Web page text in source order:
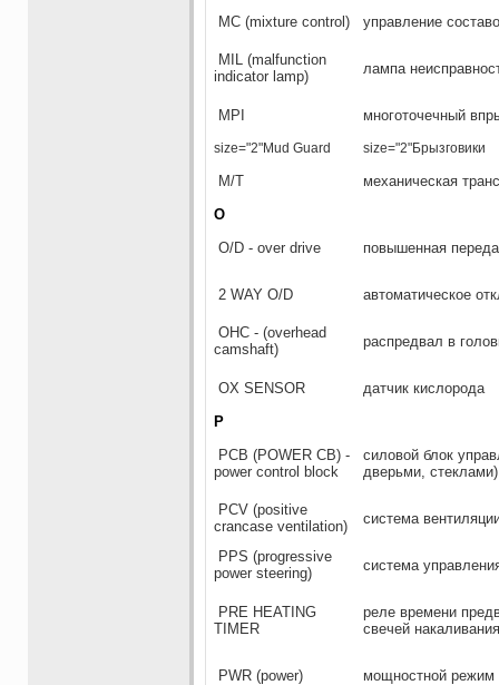
МС (mixture control) управление
MIL (malfunction
indicator lamp)
лампа
MPI многоточечный
size="2"Mud Guard size="2"Брызговики
М/Т
механическая
O
O/D - over drive
повышенная
2 WAY O/D автоматическое
ОНС - (overhead
camshaft)
распредвал в
OX SENSOR
датчик кислорода
P
РСВ (POWER CB) -
power control block
силовой блок
дверьми, стеклами)
PCV (positive
crancase ventilation)
система
PPS (progressive
power steering)
система
PRE HEATING
TIMER
реле времени
свечей
PWR (power)
мощностной режим